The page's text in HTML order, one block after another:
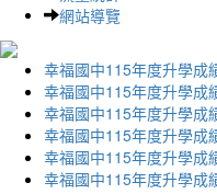
網站導覽
幸福國中115年度升學成
幸福國中115年度升學成
幸福國中115年度升學成
幸福國中115年度升學成
幸福國中115年度升學成
幸福國中115年度升學成